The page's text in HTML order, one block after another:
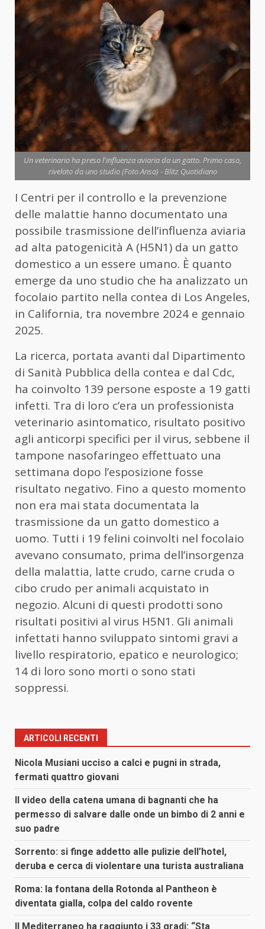
Un veterinario ha preso l'influenza aviaria da un gatto. Primo caso,
rivelato da uno studio (Foto Ansa) - Blitz Quotidiano
I Centri per il controllo e la prevenzione
delle malattie hanno documentato una
possibile trasmissione dell’influenza aviaria
ad alta patogenicità A (H5N1) da un gatto
domestico a un essere umano. È quanto
emerge da uno studio che ha analizzato un
focolaio partito nella contea di Los Angeles,
in California, tra novembre 2024 e gennaio
2025.
La ricerca, portata avanti dal Dipartimento
di Sanità Pubblica della contea e dal Cdc,
ha coinvolto 139 persone esposte a 19 gatti
infetti. Tra di loro c’era un professionista
veterinario asintomatico, risultato positivo
agli anticorpi specifici per il virus, sebbene il
tampone nasofaringeo effettuato una
settimana dopo l’esposizione fosse
risultato negativo. Fino a questo momento
non era mai stata documentata la
trasmissione da un gatto domestico a
uomo. Tutti i 19 felini coinvolti nel focolaio
avevano consumato, prima dell’insorgenza
della malattia, latte crudo, carne cruda o
cibo crudo per animali acquistato in
negozio. Alcuni di questi prodotti sono
risultati positivi al virus H5N1. Gli animali
infettati hanno sviluppato sintomi gravi a
livello respiratorio, epatico e neurologico;
14 di loro sono morti o sono stati
soppressi.
ARTICOLI RECENTI
Nicola Musiani ucciso a calci e pugni in strada,
fermati quattro giovani
Il video della catena umana di bagnanti che ha
permesso di salvare dalle onde un bimbo di 2 anni e
suo padre
Sorrento: si finge addetto alle pulizie dell’hotel,
deruba e cerca di violentare una turista australiana
Roma: la fontana della Rotonda al Pantheon è
diventata gialla, colpa del caldo rovente
Il Mediterraneo ha raggiunto i 33 gradi: “Sta